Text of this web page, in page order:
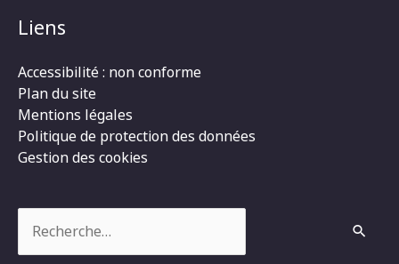
Liens
Accessibilité : non conforme
Plan du site
Mentions légales
Politique de protection des données
Gestion des cookies